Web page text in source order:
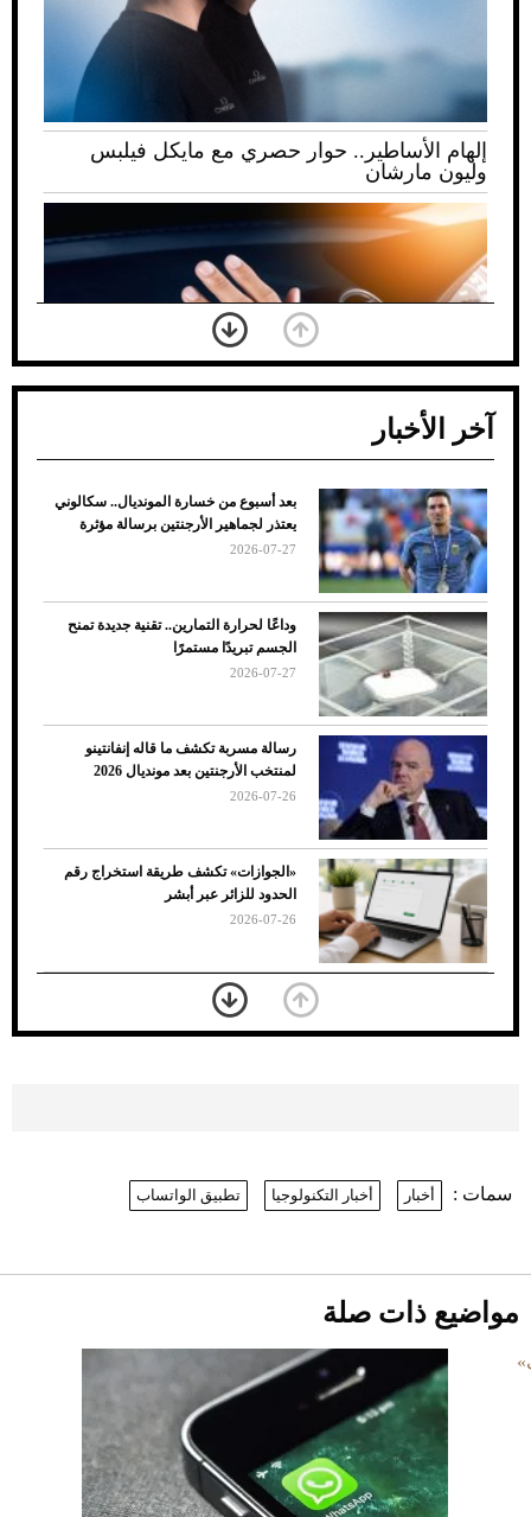
إلهام الأساطير.. حوار حصري مع مايكل فيلبس
وليون مارشان
ضعف تبريد مكيف السيارة عند الوقوف.. أشهر
الأسباب والحلول
7 نصائح لاختيار لون البنطلون المناسب للقميص
الأسود
آخر الأخبار
بعد أسبوع من خسارة المونديال.. سكالوني
يعتذر لجماهير الأرجنتين برسالة مؤثرة
2026-07-27
وداعًا لحرارة التمارين.. تقنية جديدة تمنح
الجسم تبريدًا مستمرًا
2026-07-27
رسالة مسربة تكشف ما قاله إنفانتينو
لمنتخب الأرجنتين بعد مونديال 2026
2026-07-26
«الجوازات» تكشف طريقة استخراج رقم
الحدود للزائر عبر أبشر
2026-07-26
بعد 7 أشهر من تعرضه لحادث مروع.. جوشوا
يفوز على برينغا بـ"الضربة القاضية" (فيديو)
Comeback" في جدة (فيديو)
"بوجاتي ميسترال" الاستثنائية للبيع في
مزاد مونتيري
سمات : أخبار أخبار التكنولوجيا تطبيق الواتساب
مواضيع ذات صلة